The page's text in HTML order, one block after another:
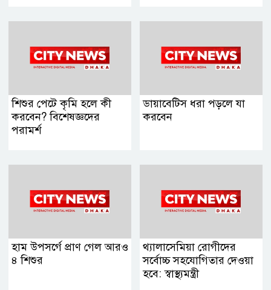
শিশুর পেটে কৃমি হলে কী
করবেন? বিশেষজ্ঞদের
পরামর্শ
ডায়াবেটিস ধরা পড়লে যা
করবেন
হাম উপসর্গে প্রাণ গেল আরও
৪ শিশুর
থ্যালাসেমিয়া রোগীদের
সর্বোচ্চ সহযোগিতার দেওয়া
হবে: স্বাস্থ্যমন্ত্রী